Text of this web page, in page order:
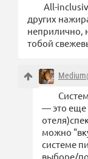
All-
других
неприлично,
тобой
— это еще
можно
системе
выборе/